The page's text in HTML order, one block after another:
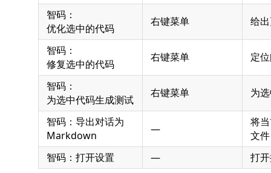
智码：
优化选中的代码
右键菜单 给
智码：
修复选中的代码
右键菜单 定
智码：
为选中代码生成测试
右键菜单 为
智码：导出对话为
Markdown
—
将
文件
智码：打开设置
— 打